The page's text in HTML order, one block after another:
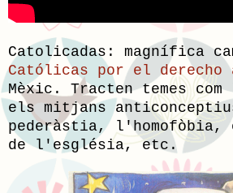
Catolicadas: magnífica
Católicas por el
Mèxic. Tracten temes
els mitjans
pederàstia, l'homofòbia,
de l'església, etc.